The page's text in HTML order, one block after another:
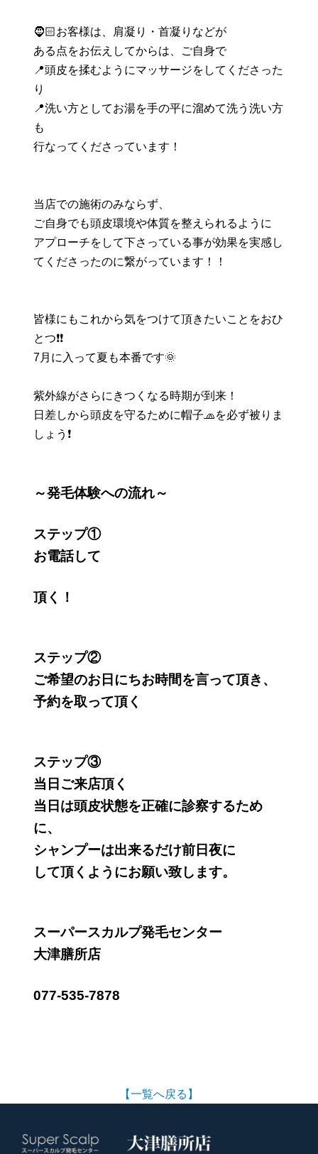
🧔🏻お客様は、肩凝り・首凝りなどが
ある点をお伝えしてからは、ご自身で
📍頭皮を揉むようにマッサージをしてくださった
り
📍洗い方としてお湯を手の平に溜めて洗う洗い方
も
行なってくださっています！
当店での施術のみならず、
ご自身でも頭皮環境や体質を整えられるように
アプローチをして下さっている事が効果を実感し
てくださったのに繋がっています！！
皆様にもこれから気をつけて頂きたいことをおひ
とつ❗️❗️
7月に入って夏も本番です🌞
紫外線がさらにきつくなる時期が到来！
日差しから頭皮を守るために帽子🧢を必ず被りま
しょう❗️
～発毛体験への流れ～
ステップ①
お電話して
頂く！
ステップ②
ご希望のお日にちお時間を言って頂き、
予約を取って頂く
ステップ③
当日ご来店頂く
当日は頭皮状態を正確に診察するため
に、
シャンプーは出来るだけ前日夜に
して頂くようにお願い致します。
スーパースカルプ発毛センター
大津膳所店
077-535-7878
【一覧へ戻る】